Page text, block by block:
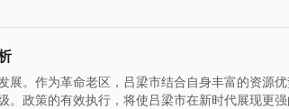
。作为革命老区，吕梁市结合自身丰富的资源
政策的有效执行，将使吕梁市在新时代展现更强